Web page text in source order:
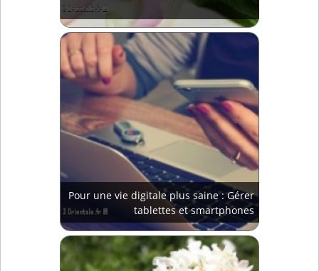
Pour une vie digitale plus saine : Gérer
tablettes et smartphones